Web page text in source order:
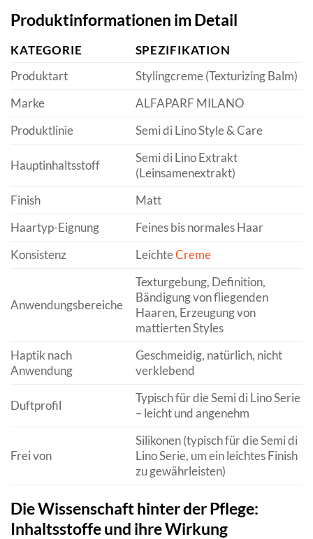
Produktinformationen im Detail
KATEGORIE
SPEZIFIKATION
Produktart
Stylingcreme (Texturizing Balm)
Marke
ALFAPARF MILANO
Produktlinie
Semi di Lino Style & Care
Hauptinhaltsstoff
Semi di Lino Extrakt
(Leinsamenextrakt)
Finish
Matt
Haartyp-Eignung
Feines bis normales Haar
Konsistenz
LeichteCreme
Anwendungsbereiche
Texturgebung, Definition,
Bändigung von fliegenden
Haaren, Erzeugung von
mattierten Styles
Haptik nach
Anwendung
Geschmeidig, natürlich, nicht
verklebend
Duftprofil
Typisch für die Semi di Lino Serie
– leicht und angenehm
Frei von
Silikonen (typisch für die Semi di
Lino Serie, um ein leichtes Finish
zu gewährleisten)
Die Wissenschaft hinter der Pflege:
Inhaltsstoffe und ihre Wirkung